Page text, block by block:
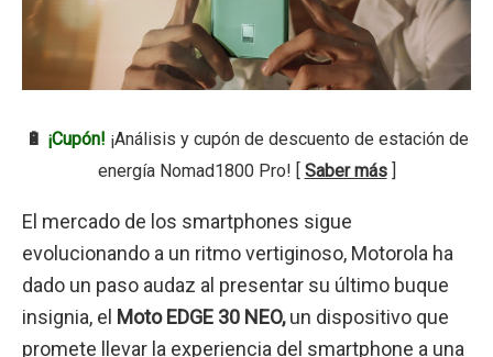
🔋 ¡Cupón! ¡Análisis y cupón de descuento de estación de
energía Nomad1800 Pro! [ Saber más]
El mercado de los smartphones sigue
evolucionando a un ritmo vertiginoso, Motorola ha
dado un paso audaz al presentar su último buque
insignia, el Moto EDGE 30 NEO,un dispositivo que
promete llevar la experiencia del smartphone a una